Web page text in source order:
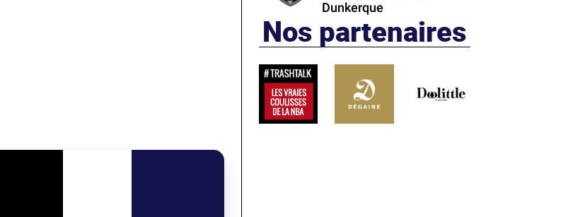
Dunkerque
Nos partenaires